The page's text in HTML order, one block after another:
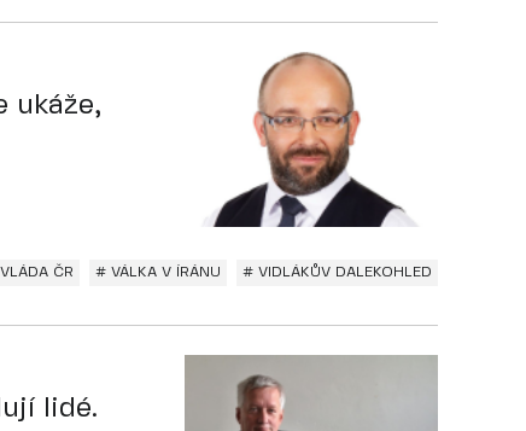
ukáže,
ČR # VÁLKA V ÍRÁNU # VIDLÁKŮV DALEKOHLED
lidé.